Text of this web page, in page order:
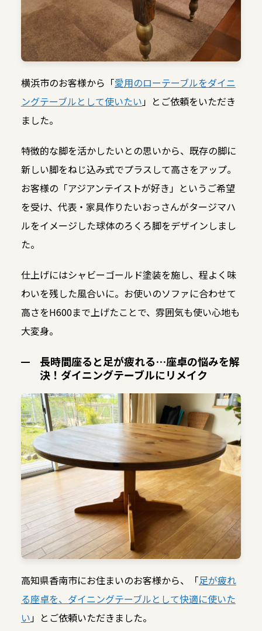
横浜市のお客様から「愛用のローテーブルをダイニ
ングテーブルとして使いたい」とご依頼をいただき
ました。
特徴的な脚を活かしたいとの思いから、既存の脚に
新しい脚をねじ込み式でプラスして高さをアップ。
お客様の「アジアンテイストが好き」というご希望
を受け、代表・家具作りたいおっさんがタージマハ
ルをイメージした球体のろくろ脚をデザインしまし
た。
仕上げにはシャビーゴールド塗装を施し、程よく味
わいを残した風合いに。お使いのソファに合わせて
高さをH600まで上げたことで、雰囲気も使い心地も
大変身。
長時間座ると足が疲れる…座卓の悩みを解
決！ダイニングテーブルにリメイク
高知県香南市にお住まいのお客様から、「足が疲れ
る座卓を、ダイニングテーブルとして快適に使いた
い 」とご依頼いただきました。